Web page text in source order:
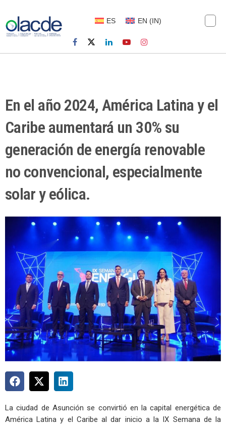
ES EN (IN)
En el año 2024, América Latina y el
Caribe aumentará un 30% su
generación de energía renovable
no convencional, especialmente
solar y eólica.
La ciudad de Asunción se convirtió en la capital energética de
América Latina y el Caribe al dar inicio a la IX Semana de la